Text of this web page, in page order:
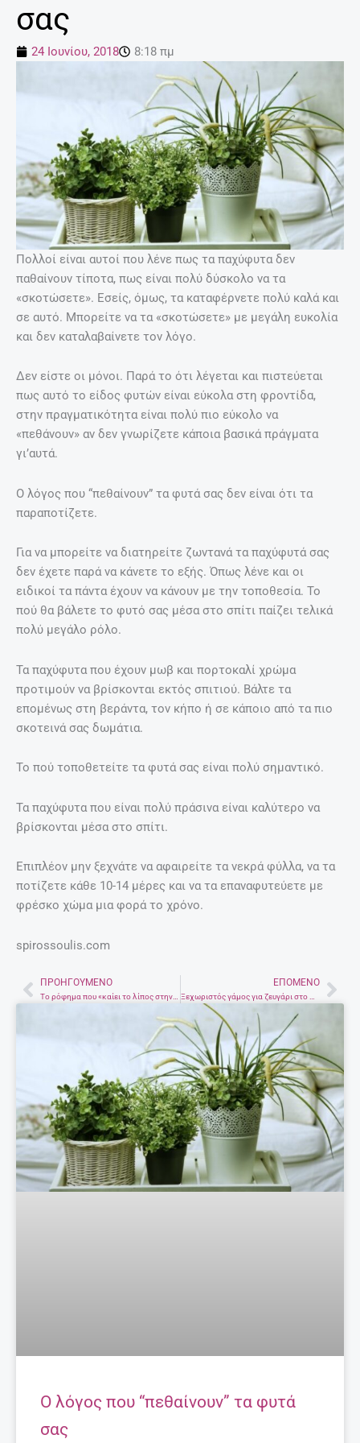
σας
24 Ιουνίου, 2018 8:18 πμ
Πολλοί είναι αυτοί που λένε πως τα παχύφυτα δεν
παθαίνουν τίποτα, πως είναι πολύ δύσκολο να τα
«σκοτώσετε». Εσείς, όμως, τα καταφέρνετε πολύ καλά και
σε αυτό. Μπορείτε να τα «σκοτώσετε» με μεγάλη ευκολία
και δεν καταλαβαίνετε τον λόγο.
Δεν είστε οι μόνοι. Παρά το ότι λέγεται και πιστεύεται
πως αυτό το είδος φυτών είναι εύκολα στη φροντίδα,
στην πραγματικότητα είναι πολύ πιο εύκολο να
«πεθάνουν» αν δεν γνωρίζετε κάποια βασικά πράγματα
γι’αυτά.
Ο λόγος που “πεθαίνουν” τα φυτά σας δεν είναι ότι τα
παραποτίζετε.
Για να μπορείτε να διατηρείτε ζωντανά τα παχύφυτά σας
δεν έχετε παρά να κάνετε το εξής. Όπως λένε και οι
ειδικοί τα πάντα έχουν να κάνουν με την τοποθεσία. Το
πού θα βάλετε το φυτό σας μέσα στο σπίτι παίζει τελικά
πολύ μεγάλο ρόλο.
Τα παχύφυτα που έχουν μωβ και πορτοκαλί χρώμα
προτιμούν να βρίσκονται εκτός σπιτιού. Βάλτε τα
επομένως στη βεράντα, τον κήπο ή σε κάποιο από τα πιο
σκοτεινά σας δωμάτια.
Το πού τοποθετείτε τα φυτά σας είναι πολύ σημαντικό.
Τα παχύφυτα που είναι πολύ πράσινα είναι καλύτερο να
βρίσκονται μέσα στο σπίτι.
Επιπλέον μην ξεχνάτε να αφαιρείτε τα νεκρά φύλλα, να τα
ποτίζετε κάθε 10-14 μέρες και να τα επαναφυτεύετε με
φρέσκο χώμα μια φορά το χρόνο.
spirossoulis.com
PrevΠΡΟΗΓΟΎΜΕΝΟ
Το ρόφημα που «καίει το λίπος στην κοιλιά καθώς κοιμάστε»
ΕΠΌΜΕΝΟ
Ξεχωριστός γάμος για ζευγάρι στο Ηράκλειο – Έφθασαν στο δημαρχείο με μια κόκκινη Cadillac (φωτογραφίες)
O λόγος που “πεθαίνουν” τα φυτά
σας